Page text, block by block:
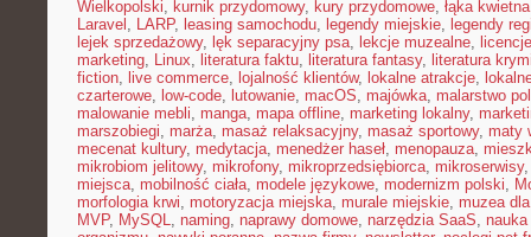
Wielkopolski, kurnik przydomowy, kury przydomowe, łąka kwietna
Laravel , LARP, leasing samochodu, legendy miejskie, legendy
lejek sprzedażowy, lęk separacyjny psa, lekcje muzealne, licencje
marketing, Linux, literatura faktu, literatura fantasy, literatura
fiction, live commerce, lojalność klientów, lokalne atrakcje,
czarterowe, low-code, lutowanie, macOS, majówka, malarstwo
malowanie mebli, manga, mapa offline, marketing lokalny,
marszobiegi, marża, masaż relaksacyjny, masaż sportowy, maty
mecenat kultury, medytacja, menedżer haseł, menopauza,
mikrobiom jelitowy, mikrofony, mikroprzedsiębiorca, mikroserwisy
miejsca, mobilność ciała, modele językowe, modernizm polski,
morfologia krwi, motoryzacja miejska, murale miejskie, muzea
MVP, MySQL, naming, naprawy domowe, narzędzia SaaS, nauka